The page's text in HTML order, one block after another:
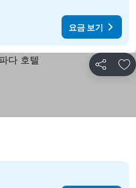
요금 보기
공유 즐